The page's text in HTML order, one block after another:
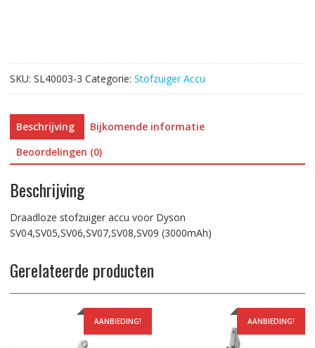
SKU: SL40003-3 Categorie: Stofzuiger Accu
Beschrijving
Bijkomende informatie
Beoordelingen (0)
Beschrijving
Draadloze stofzuiger accu voor Dyson
SV04,SV05,SV06,SV07,SV08,SV09 (3000mAh)
Gerelateerde producten
AANBIEDING! AANBIEDING!